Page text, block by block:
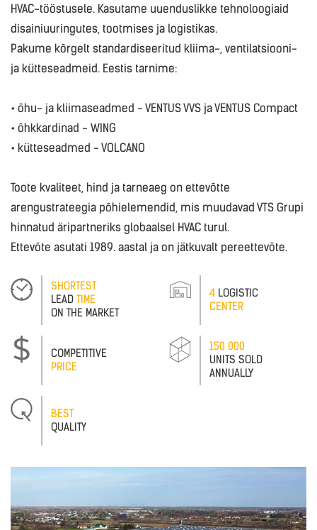
HVAC-tööstusele. Kasutame uuenduslikke tehnoloogiaid
disainiuuringutes, tootmises ja logistikas.
Pakume kõrgelt standardiseeritud kliima-, ventilatsiooni-
ja kütteseadmeid. Eestis tarnime:
• õhu- ja kliimaseadmed - VENTUS VVS ja VENTUS Compact
• õhkkardinad - WING
• kütteseadmed - VOLCANO
Toote kvaliteet, hind ja tarneaeg on ettevõtte
arengustrateegia põhielemendid, mis muudavad VTS Grupi
hinnatud äripartneriks globaalsel HVAC turul.
Ettevõte asutati 1989. aastal ja on jätkuvalt pereettevõte.
SHORTEST
LEAD TIME
ON THE MARKET
4 LOGISTIC
CENTER
COMPETITIVE
PRICE
150 000
UNITS SOLD
ANNUALLY
BEST
QUALITY